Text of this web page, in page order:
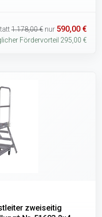
1.178,00 € nur 590,00 €
Fördervorteil 295,00 €
zweiseitig